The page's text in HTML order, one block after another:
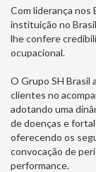
Com liderança nos
instituição no
lhe confere
ocupacional.
O Grupo SH Brasil
clientes no
adotando uma
de doenças e
oferecendo os
convocação de
performance.